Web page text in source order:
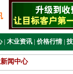
| 木业资讯 | 价格行情 |
闻中心